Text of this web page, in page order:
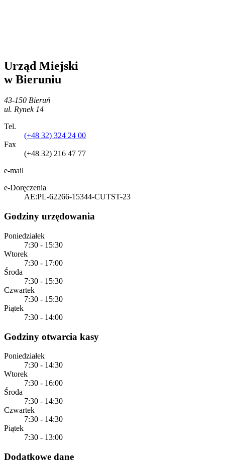
Urząd Miejski
w Bieruniu
43-150 Bieruń
ul. Rynek 14
Tel.
(+48 32) 324 24 00
Fax
(+48 32) 216 47 77
e-mail
e-Doręczenia
AE:PL-62266-15344-CUTST-23
Godziny urzędowania
Poniedziałek
7:30 - 15:30
Wtorek
7:30 - 17:00
Środa
7:30 - 15:30
Czwartek
7:30 - 15:30
Piątek
7:30 - 14:00
Godziny otwarcia kasy
Poniedziałek
7:30 - 14:30
Wtorek
7:30 - 16:00
Środa
7:30 - 14:30
Czwartek
7:30 - 14:30
Piątek
7:30 - 13:00
Dodatkowe dane